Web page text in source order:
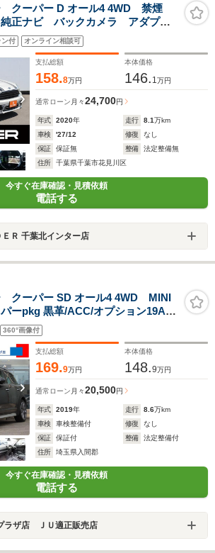
クーパー D オール4 4WD 禁煙
正ナビ バックカメラ アダプテ
ロール 衝突被害軽減システム
シートヒーター レーンアシ
リアランスソナー
ン付 オンライン相談可
支払総額
158.8万円
本体価格
146. 1万円
通常ローン 月々24,700円
年式 2020年 走行 8.1万km
車検
'27/12 修復
なし
保証
保証無 整備
法定整備無
住所
千葉県千葉市花見川区
今すぐ在庫確認・見積依頼
電話する
ＥＲ 千葉北インター店
クーパー SD オール4 4WD MINI
ーpkg 黒革/ACC/オプション19AW/
ナビ/Bカメラ/BTオーディ
/PWバックドア/禁煙車/記録簿/
360°画像付
支払総額
169.9万円
本体価格
148.9万円
通常ローン 月々20,500円
年式 2019年 走行 8.6万km
車検
車検整備付 修復
なし
保証
保証付 整備
法定整備付
住所
埼玉県入間郡
今すぐ在庫確認・見積依頼
電話する
ラザ店 ＪＵ適正販売店